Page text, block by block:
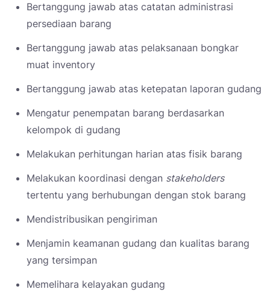
Bertanggung jawab atas catatan administrasi
persediaan barang
Bertanggung jawab atas pelaksanaan bongkar
muat inventory
Bertanggung jawab atas ketepatan laporan gudang
Mengatur penempatan barang berdasarkan
kelompok di gudang
Melakukan perhitungan harian atas fisik barang
Melakukan koordinasi dengan stakeholders
tertentu yang berhubungan dengan stok barang
Mendistribusikan pengiriman
Menjamin keamanan gudang dan kualitas barang
yang tersimpan
Memelihara kelayakan gudang